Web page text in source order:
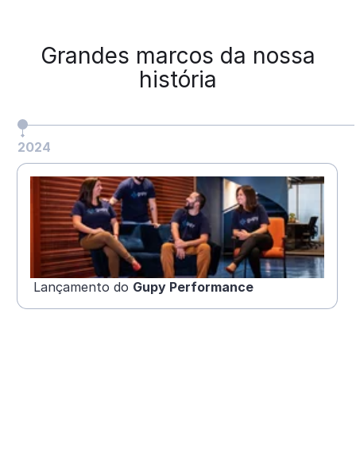
Grandes marcos da nossa
história
2024
Lançamento do Gupy Performance